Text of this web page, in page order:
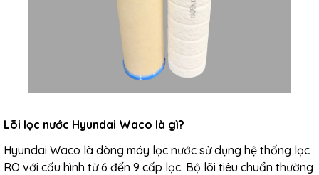
Lõi lọc nước Hyundai Waco là gì?
Hyundai Waco là dòng máy lọc nước sử dụng hệ thống lọc
RO với cấu hình từ 6 đến 9 cấp lọc. Bộ lõi tiêu chuẩn thường